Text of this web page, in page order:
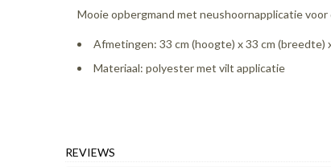
Mooie opbergmand met neushoornapplicatie
Afmetingen: 33 cm (hoogte) x 33 cm (breedte)
Materiaal: polyester met vilt applicatie
REVIEWS